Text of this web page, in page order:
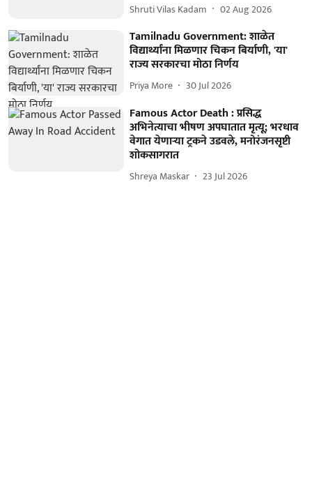
Shruti Vilas Kadam 02 Aug 2026
Tamilnadu Government: शाळेत
विद्यार्थ्यांना मिळणार चिकन बिर्याणी, 'या'
राज्य सरकारचा मोठा निर्णय
Priya More 30 Jul 2026
Famous Actor Death : प्रसिद्ध
अभिनेत्याचा भीषण अपघातात मृत्यू; भरधाव
वेगात येणाऱ्या ट्रकने उडवले, मनोरंजनसृष्टी
शोकसागरात
Shreya Maskar 23 Jul 2026